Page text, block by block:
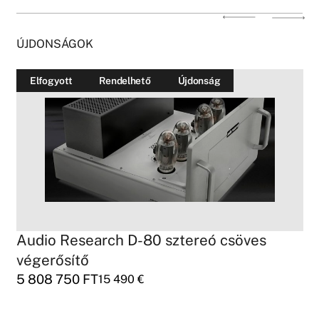
ÚJDONSÁGOK
Elfogyott Rendelhető Újdonság
Audio Research D-80 sztereó csöves
végerősítő
5 808 750 FT15 490€